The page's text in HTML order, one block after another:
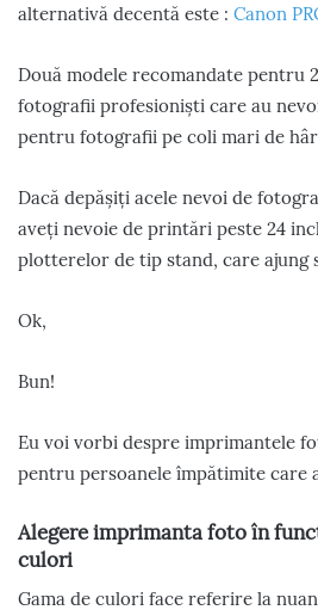
alternativă decentă este : Canon
Două modele recomandate pentru
fotografii profesioniști care au
pentru fotografii pe coli mari de
Dacă depășiți acele nevoi de
aveți nevoie de printări peste 24
plotterelor de tip stand, care ajung
Ok,
Bun!
Eu voi vorbi despre imprimantele
pentru persoanele împătimite care
Alegere imprimanta foto în
culori
Gama de culori face referire la